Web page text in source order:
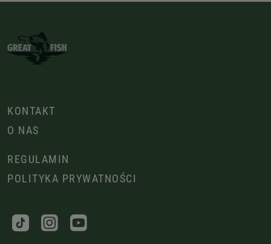
KONTAKT
O NAS
REGULAMIN
POLITYKA PRYWATNOŚCI